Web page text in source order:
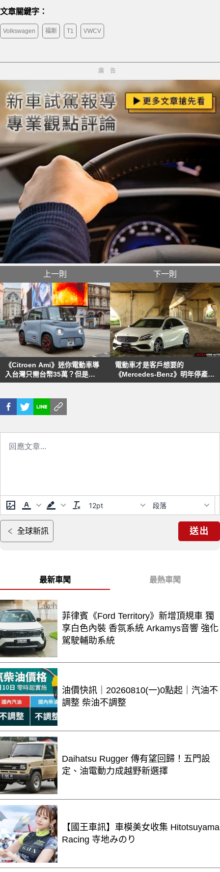
文章關鍵字：
Volkswagen 福斯 T1 VWCV
廣告
上一則
《Citroen Ami》迷你電動車導
入台灣只需台幣35萬？但是
《Skoda Citigo iV》更實用！
下一則
電動車才是客戶想要的
《Mercedes-Benz》明年停產手
排車
12pt 段落
全球新訊 送出
最新車聞 最熱車聞
菲律賓《Ford Territory》新增頂規車 獨
享白色內裝 香氛系統 Arkamys音響 強化
駕駛輔助系統
油價快訊｜20260810(一)0點起｜汽油不
調整 柴油不調整
Daihatsu Rugger 傳有望回歸！五門設
定、油電動力成越野新選擇
【國王車訊】車模美女收集 Hitotsuyama
Racing 寺地みのり